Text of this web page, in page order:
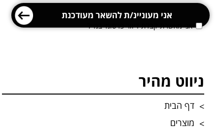
אני מאשרת קבלת דיוור פרסומי במייל
ניווט מהיר
דף הבית
מוצרים